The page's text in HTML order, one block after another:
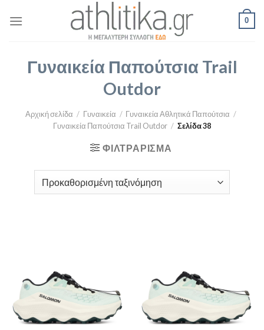
0
Γυναικεία Παπούτσια Trail
Outdor
Αρχική σελίδα / Γυναικεία / Γυναικεία Αθλητικά Παπούτσια /
Γυναικεία Παπούτσια Trail Outdor / Σελίδα 38
ΦΙΛΤΡΆΡΙΣΜΑ